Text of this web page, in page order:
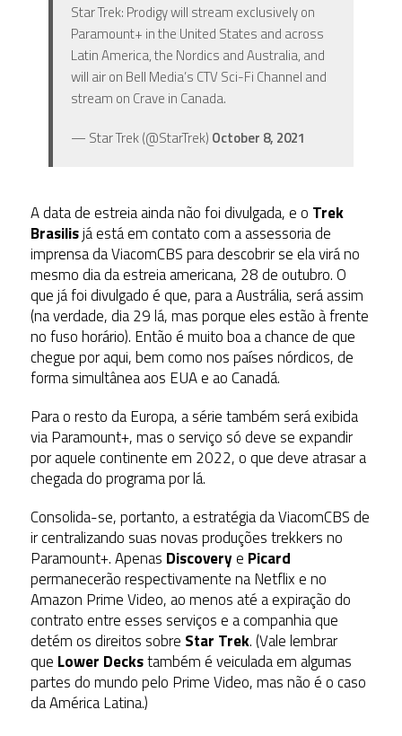
Star Trek: Prodigy will stream exclusively on
Paramount+ in the United States and across
Latin America, the Nordics and Australia, and
will air on Bell Media’s CTV Sci-Fi Channel and
stream on Crave in Canada.
— Star Trek (@StarTrek) October 8, 2021
A data de estreia ainda não foi divulgada, e o Trek
Brasilisjá está em contato com a assessoria de
imprensa da ViacomCBS para descobrir se ela virá no
mesmo dia da estreia americana, 28 de outubro. O
que já foi divulgado é que, para a Austrália, será assim
(na verdade, dia 29 lá, mas porque eles estão à frente
no fuso horário). Então é muito boa a chance de que
chegue por aqui, bem como nos países nórdicos, de
forma simultânea aos EUA e ao Canadá.
Para o resto da Europa, a série também será exibida
via Paramount+, mas o serviço só deve se expandir
por aquele continente em 2022, o que deve atrasar a
chegada do programa por lá.
Consolida-se, portanto, a estratégia da ViacomCBS de
ir centralizando suas novas produções trekkers no
Paramount+. Apenas Discoverye Picard
permanecerão respectivamente na Netflix e no
Amazon Prime Video, ao menos até a expiração do
contrato entre esses serviços e a companhia que
detém os direitos sobre Star Trek. (Vale lembrar
que Lower Deckstambém é veiculada em algumas
partes do mundo pelo Prime Video, mas não é o caso
da América Latina.)